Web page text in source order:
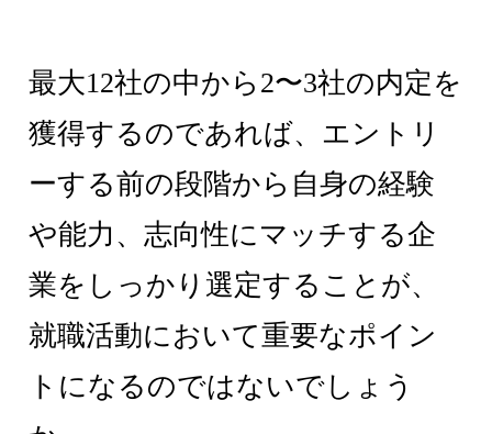
最大12社の中から2〜3社の内定を
獲得するのであれば、エントリ
ーする前の段階から自身の経験
や能力、志向性にマッチする企
業をしっかり選定することが、
就職活動において重要なポイン
トになるのではないでしょう